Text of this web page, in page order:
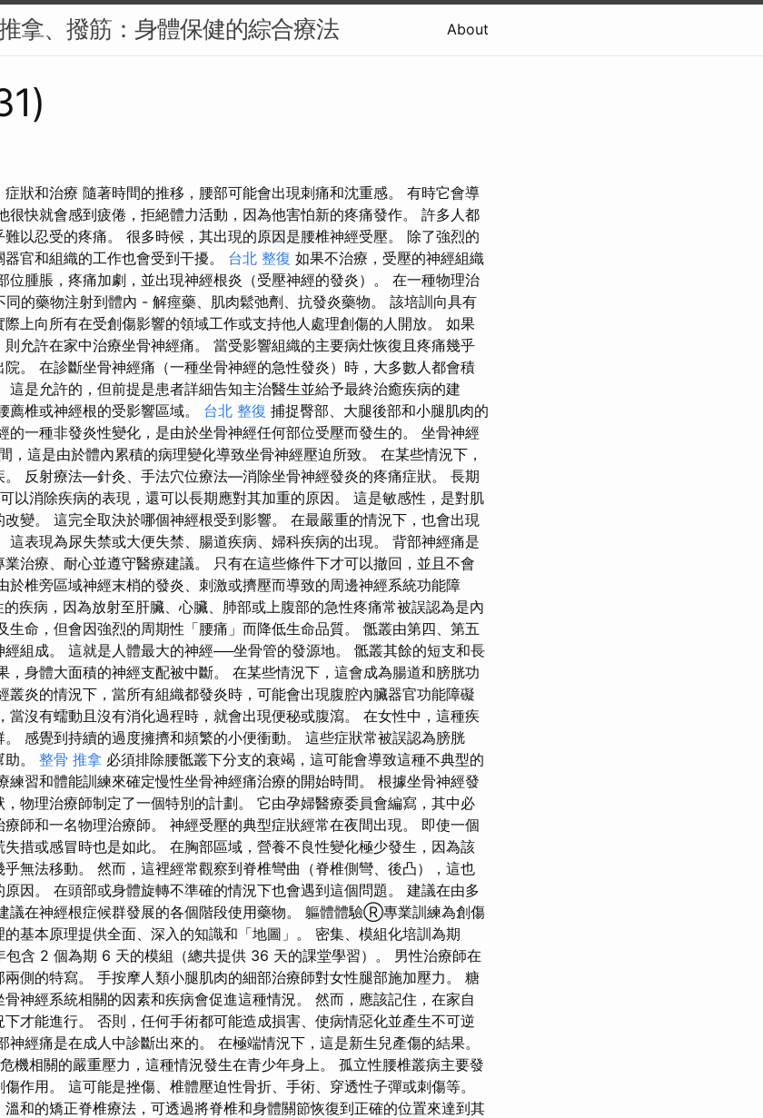
拿、撥筋：身體保健的綜合療法 About
狀和治療 隨著時間的推移，腰部可能會出現刺痛和沈重感。 有時它會導
很快就會感到疲倦，拒絕體力活動，因為他害怕新的疼痛發作。 許多人都
以忍受的疼痛。 很多時候，其出現的原因是腰椎神經受壓。 除了強烈的
官和組織的工作也會受到干擾。 台北 整復 如果不治療，受壓的神經組織
位腫脹，疼痛加劇，並出現神經根炎（受壓神經的發炎）。 在一種物理治
的藥物注射到體內 - 解痙藥、肌肉鬆弛劑、抗發炎藥物。 該培訓向具有
上向所有在受創傷影響的領域工作或支持他人處理創傷的人開放。 如果
允許在家中治療坐骨神經痛。 當受影響組織的主要病灶恢復且疼痛幾乎
。 在診斷坐骨神經痛（一種坐骨神經的急性發炎）時，大多數人都會積
這是允許的，但前提是患者詳細告知主治醫生並給予最終治癒疾病的建
薦椎或神經根的受影響區域。 台北 整復 捕捉臀部、大腿後部和小腿肌肉的
的一種非發炎性變化，是由於坐骨神經任何部位受壓而發生的。 坐骨神經
，這是由於體內累積的病理變化導致坐骨神經壓迫所致。 在某些情況下，
。 反射療法—針灸、手法穴位療法—消除坐骨神經發炎的疼痛症狀。 長期
以消除疾病的表現，還可以長期應對其加重的原因。 這是敏感性，是對肌
變。 這完全取決於哪個神經根受到影響。 在最嚴重的情況下，也會出現
這表現為尿失禁或大便失禁、腸道疾病、婦科疾病的出現。 背部神經痛是
治療、耐心並遵守醫療建議。 只有在這些條件下才可以撤回，並且不會
於椎旁區域神經末梢的發炎、刺激或擠壓而導致的周邊神經系統功能障
疾病，因為放射至肝臟、心臟、肺部或上腹部的急性疼痛常被誤認為是內
生命，但會因強烈的周期性「腰痛」而降低生命品質。 骶叢由第四、第五
組成。 這就是人體最大的神經──坐骨管的發源地。 骶叢其餘的短支和長
，身體大面積的神經支配被中斷。 在某些情況下，這會成為腸道和膀胱功
叢炎的情況下，當所有組織都發炎時，可能會出現腹腔內臟器官功能障礙
當沒有蠕動且沒有消化過程時，就會出現便秘或腹瀉。 在女性中，這種疾
感覺到持續的過度擁擠和頻繁的小便衝動。 這些症狀常被誤認為膀胱
。 整骨 推拿 必須排除腰骶叢下分支的衰竭，這可能會導致這種不典型的
練習和體能訓練來確定慢性坐骨神經痛治療的開始時間。 根據坐骨神經發
物理治療師制定了一個特別的計劃。 它由孕婦醫療委員會編寫，其中必
師和一名物理治療師。 神經受壓的典型症狀經常在夜間出現。 即使一個
失措或感冒時也是如此。 在胸部區域，營養不良性變化極少發生，因為該
無法移動。 然而，這裡經常觀察到脊椎彎曲（脊椎側彎、後凸），這也
因。 在頭部或身體旋轉不準確的情況下也會遇到這個問題。 建議在由多
議在神經根症候群發展的各個階段使用藥物。 軀體體驗Ⓡ專業訓練為創傷
基本原理提供全面、深入的知識和「地圖」。 密集、模組化培訓為期
包含 2 個為期 6 天的模組（總共提供 36 天的課堂學習）。 男性治療師在
側的特寫。 手按摩人類小腿肌肉的細部治療師對女性腿部施加壓力。 糖
神經系統相關的因素和疾病會促進這種情況。 然而，應該記住，在家自
才能進行。 否則，任何手術都可能造成損害、使病情惡化並產生不可逆
經痛是在成人中診斷出來的。 在極端情況下，這是新生兒產傷的結果。
機相關的嚴重壓力，這種情況發生在青少年身上。 孤立性腰椎叢病主要發
作用。 這可能是挫傷、椎體壓迫性骨折、手術、穿透性子彈或刺傷等。
和的矯正脊椎療法，可透過將脊椎和身體關節恢復到正確的位置來達到其